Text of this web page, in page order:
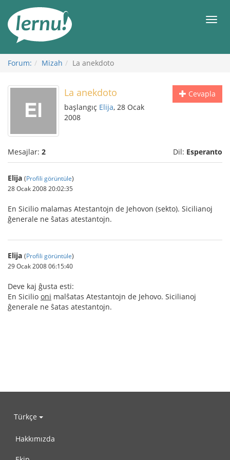
Görüntüleme
Forum: Mizah La anekdoto
Cevapla
La anekdoto
başlangıç Elija, 28 Ocak
2008
Mesajlar: 2 Dil: Esperanto
Elija (Profili görüntüle)
28 Ocak 2008 20:02:35
En Sicilio malamas Atestantojn de Jehovon (sekto). Sicilianoj
ĝenerale ne ŝatas atestantojn.
Elija (Profili görüntüle)
29 Ocak 2008 06:15:40
Deve kaj ĝusta esti:
En Sicilio oni malŝatas Atestantojn de Jehovo. Sicilianoj
ĝenerale ne ŝatas atestantojn.
Türkçe
Hakkımızda